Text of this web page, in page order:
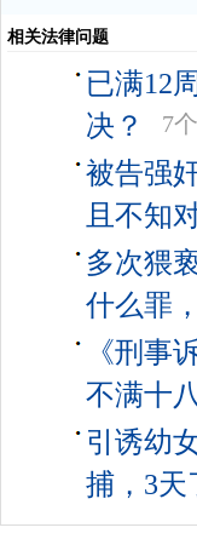
相关法律问题
已满12
决？ 7
被告强
且不知
多次猥
什么罪
《刑事
不满十
引诱幼
捕，3天